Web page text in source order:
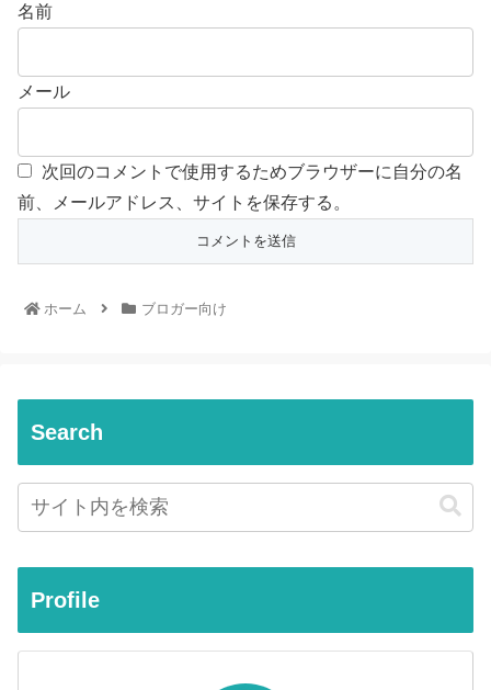
名前
メール
次回のコメントで使用するためブラウザーに自分の名
前、メールアドレス、サイトを保存する。
ホーム ブロガー向け
Search
Profile